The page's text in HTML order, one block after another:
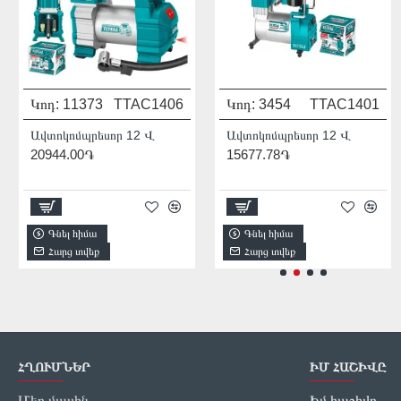
Կոդ: 11373 TTAC1406
Ավտոկոմպրեսոր 12 Վ
20944.00֏
Գնել հիմա
Հարց տվեք
Կոդ: 3454 TTAC1401
Ավտոկոմպրեսոր 12 Վ
15677.78֏
Գնել հիմա
Հարց տվեք
Մոդել: THDIS12222L
1/2
Գնել հիմա
Հարց տվեք
ՀՂՈՒՄՆԵՐ ԻՄ ՀԱՇԻՎԸ